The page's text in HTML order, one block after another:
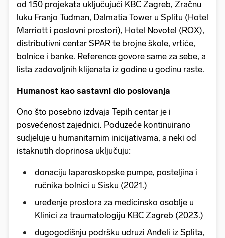
od 150 projekata uključujući KBC Zagreb, Zračnu
luku Franjo Tuđman, Dalmatia Tower u Splitu (Hotel
Marriott i poslovni prostori), Hotel Novotel (ROX),
distributivni centar SPAR te brojne škole, vrtiće,
bolnice i banke. Reference govore same za sebe, a
lista zadovoljnih klijenata iz godine u godinu raste.
Humanost kao sastavni dio poslovanja
Ono što posebno izdvaja Tepih centar je i
posvećenost zajednici. Poduzeće kontinuirano
sudjeluje u humanitarnim inicijativama, a neki od
istaknutih doprinosa uključuju:
donaciju laparoskopske pumpe, posteljina i
ručnika bolnici u Sisku (2021.)
uređenje prostora za medicinsko osoblje u
Klinici za traumatologiju KBC Zagreb (2023.)
dugogodišnju podršku udruzi Anđeli iz Splita,